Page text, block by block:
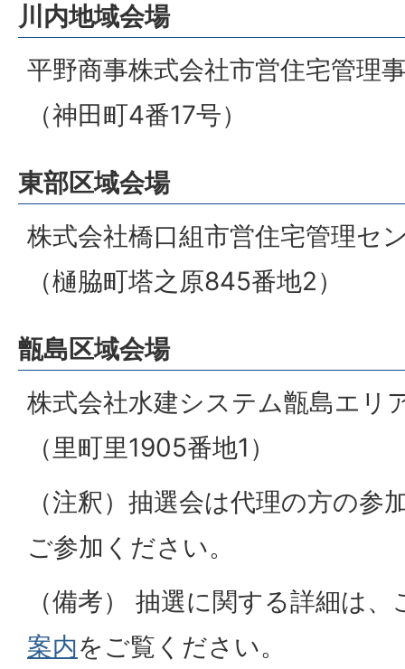
川内地域会場
平野商事株式会社市営住宅管理
（神田町4番17号）
東部区域会場
株式会社橋口組市営住宅管理セ
（樋脇町塔之原845番地2）
甑島区域会場
株式会社水建システム甑島エリ
（里町里1905番地1）
（注釈）抽選会は代理の方の参
ご参加ください。
（備考） 抽選に関する詳細は
案内をご覧ください。